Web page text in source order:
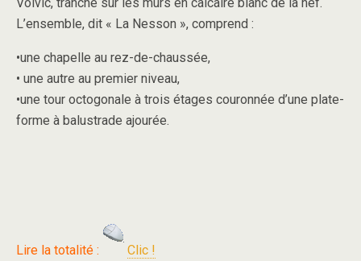
L’ensemble, dit « La Nesson », comprend :
•une chapelle au rez-de-chaussée,
• une autre au premier niveau,
•une tour octogonale à trois étages couronnée d’une plate-
forme à balustrade ajourée.
Lire la totalité : Clic !